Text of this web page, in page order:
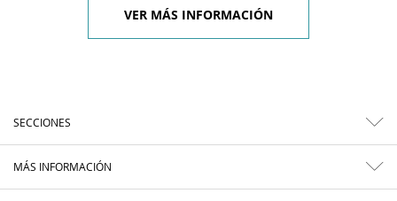
VER MÁS INFORMACIÓN
SECCIONES
MÁS INFORMACIÓN